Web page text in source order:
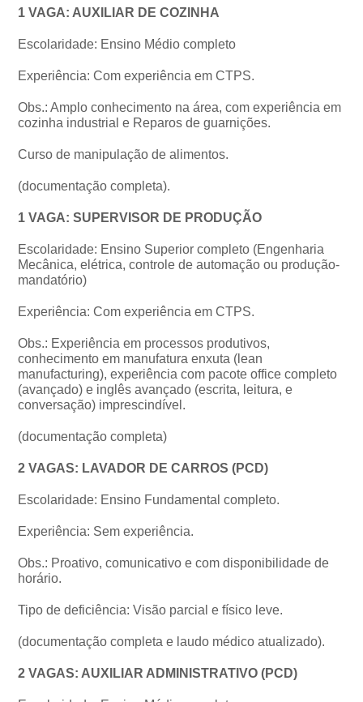
1 VAGA: AUXILIAR DE COZINHA
Escolaridade: Ensino Médio completo
Experiência: Com experiência em CTPS.
Obs.: Amplo conhecimento na área, com experiência em
cozinha industrial e Reparos de guarnições.
Curso de manipulação de alimentos.
(documentação completa).
1 VAGA: SUPERVISOR DE PRODUÇÃO
Escolaridade: Ensino Superior completo (Engenharia
Mecânica, elétrica, controle de automação ou produção-
mandatório)
Experiência: Com experiência em CTPS.
Obs.: Experiência em processos produtivos,
conhecimento em manufatura enxuta (lean
manufacturing), experiência com pacote office completo
(avançado) e inglês avançado (escrita, leitura, e
conversação) imprescindível.
(documentação completa)
2 VAGAS: LAVADOR DE CARROS (PCD)
Escolaridade: Ensino Fundamental completo.
Experiência: Sem experiência.
Obs.: Proativo, comunicativo e com disponibilidade de
horário.
Tipo de deficiência: Visão parcial e físico leve.
(documentação completa e laudo médico atualizado).
2 VAGAS: AUXILIAR ADMINISTRATIVO (PCD)